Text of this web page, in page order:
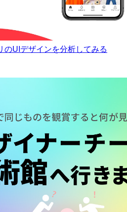
のUIデザインを分析してみる